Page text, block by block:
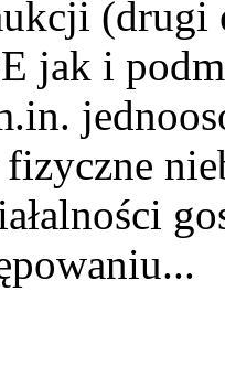
(drugi
jak i